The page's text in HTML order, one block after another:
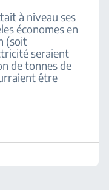
à niveau ses
économes en
(soit
seraient
de tonnes de
être